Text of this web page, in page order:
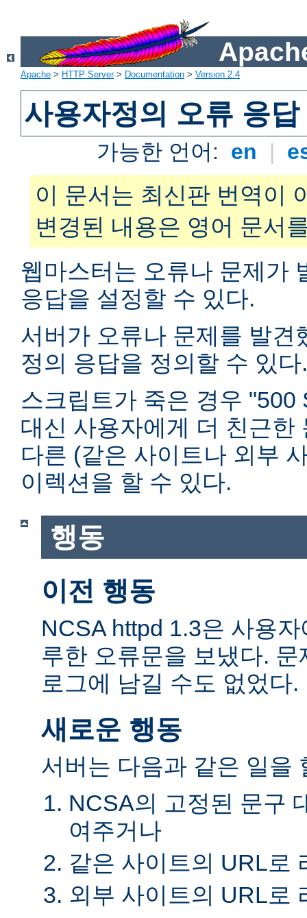
Apache > HTTP Server> Documentation > Version 2.4
사용자정의 오류 응답
가능한 언어: en |
이 문서는 최신판 번역이
변경된 내용은 영어 문서
웹마스터는 오류나 문제가
응답을 설정할 수 있다.
서버가 오류나 문제를 발견
정의 응답을 정의할 수 있다.
스크립트가 죽은 경우 "500
대신 사용자에게 더 친근한
다른 (같은 사이트나 외부
이렉션을 할 수 있다.
행동
이전 행동
NCSA httpd 1.3은 사용
루한 오류문을 보냈다.
로그에 남길 수도 없었다.
새로운 행동
서버는 다음과 같은 일을
NCSA의 고정된 문구
여주거나
같은 사이트의 URL로
외부 사이트의 URL로